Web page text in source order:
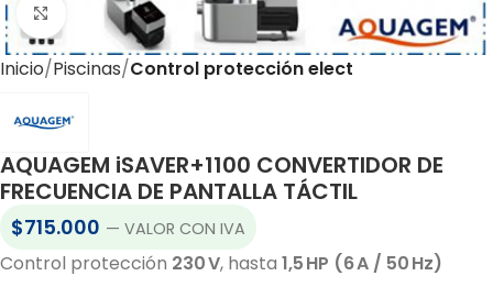
Haga clic para ampliar
Inicio Piscinas Control protección elect
AQUAGEM iSAVER+1100 CONVERTIDOR DE
FRECUENCIA DE PANTALLA TÁCTIL
$715.000 — VALOR CON IVA
Control protección 230 V, hasta 1,5 HP (6 A / 50 Hz)